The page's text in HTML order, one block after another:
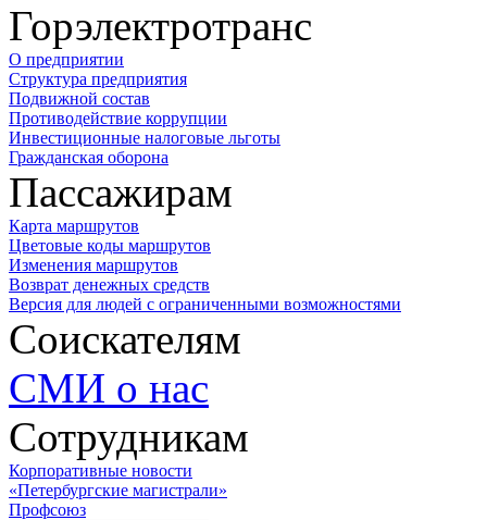
Горэлектротранс
О предприятии
Структура предприятия
Подвижной состав
Противодействие коррупции
Инвестиционные налоговые льготы
Гражданская оборона
Пассажирам
Карта маршрутов
Цветовые коды маршрутов
Изменения маршрутов
Возврат денежных средств
Версия для людей с ограниченными возможностями
Соискателям
СМИ о нас
Сотрудникам
Корпоративные новости
«Петербургские магистрали»
Профсоюз